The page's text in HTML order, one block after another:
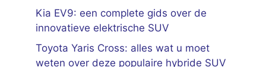
Kia EV9: een complete gids over de
innovatieve elektrische SUV
Toyota Yaris Cross: alles wat u moet
weten over deze populaire hybride SUV